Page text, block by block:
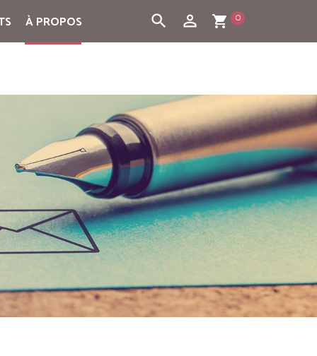
À PROPOS shopping_cart 0
person_outline
search